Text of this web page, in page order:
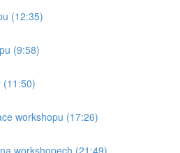
(12:35)
(9:58)
(11:50)
workshopu (17:26)
workshopech (21:49)